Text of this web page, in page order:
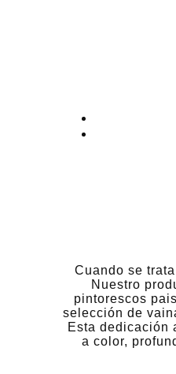
Cuando se
Nuestro
pintorescos
selección de
Esta dedicación
a color,